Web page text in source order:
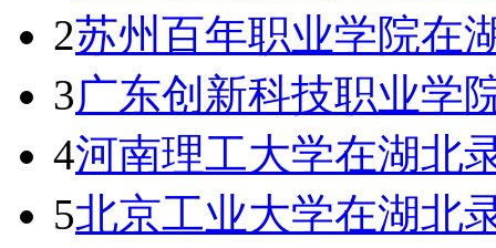
2苏州百年职业学院在
3广东创新科技职业学
4河南理工大学在湖北
5北京工业大学在湖北